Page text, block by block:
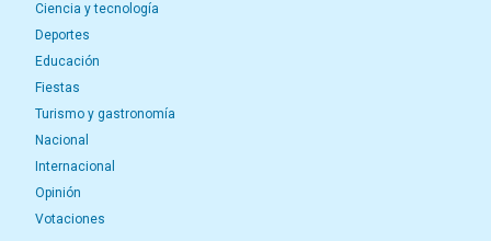
Ciencia y tecnología
Deportes
Educación
Fiestas
Turismo y gastronomía
Nacional
Internacional
Opinión
Votaciones